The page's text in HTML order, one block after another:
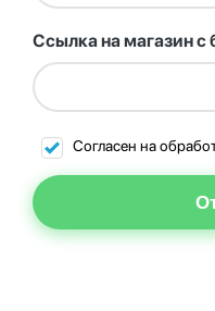
Ссылка на магазин с
Согласен на